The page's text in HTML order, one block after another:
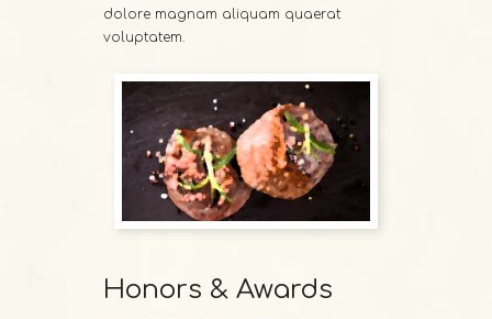
dolore magnam aliquam quaerat
voluptatem.
Honors & Awards